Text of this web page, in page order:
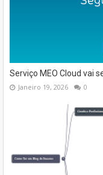
Serviço MEO Cloud vai
Janeiro 19, 2026 0